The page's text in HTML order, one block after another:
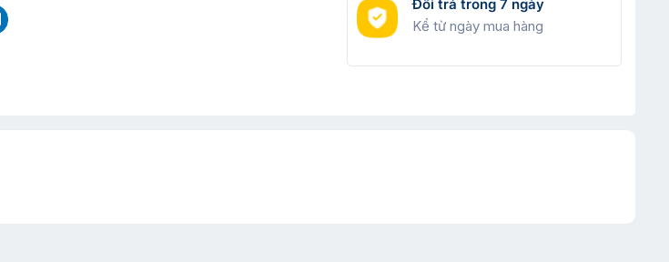
Đổi trả trong 7 ngày
Kể từ ngày mua hàng